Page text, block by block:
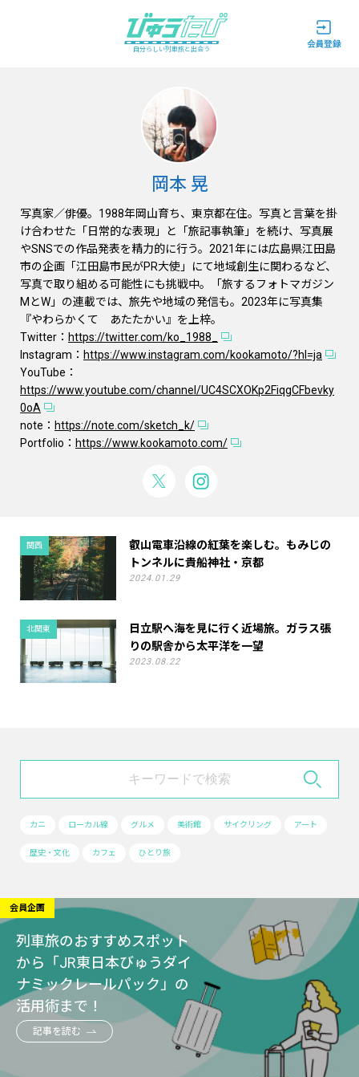
自分らしい列車旅と出会う
岡本 晃
写真家／俳優。1988年岡山育ち、東京都在住。写真と言葉を掛
け合わせた「日常的な表現」と「旅記事執筆」を続け、写真展
やSNSでの作品発表を精力的に行う。2021年には広島県江田島
市の企画「江田島市民がPR大使」にて地域創生に関わるなど、
写真で取り組める可能性にも挑戦中。「旅するフォトマガジン
MとW」の連載では、旅先や地域の発信も。2023年に写真集
『やわらかくて あたたかい』を上梓。
Twitter： https://twitter.com/ko_1988_
Instagram： https://www.instagram.com/kookamoto/?hl=ja
YouTube：
https://www.youtube.com/channel/UC4SCXOKp2FiqgCFbevky
0oA
note： https://note.com/sketch_k/
Portfolio： https://www.kookamoto.com/
関西
叡山電車沿線の紅葉を楽しむ。もみじの
トンネルに貴船神社・京都
2024.01.29
北関東
日立駅へ海を見に行く近場旅。ガラス張
りの駅舎から太平洋を一望
2023.08.22
カニ ローカル線 グルメ 美術館 サイクリング アート
歴史・文化 カフェ ひとり旅
会員企画
列車旅のおすすめスポット
から「JR東日本びゅうダイ
ナミックレールパック」の
活用術まで！
記事を読む